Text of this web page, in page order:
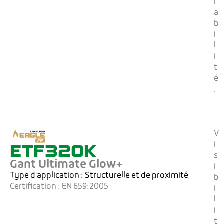
r
a
b
i
l
i
t
é
.
ETF320K
Gant Ultimate Glow+
Type d'application : Structurelle et de proximité
Certification : EN 659:2005
V
i
s
i
b
i
l
i
t